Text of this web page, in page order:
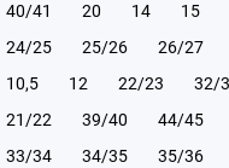
40/41
20 14 15
24/25
25/26 26/27
10,5
12 22/23 32/
21/22
39/40 44/45
33/34
34/35 35/36